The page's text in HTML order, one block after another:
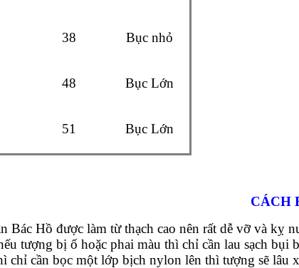
38 Bục nhỏ
48 Bục Lớn
51 Bục Lớn
CÁCH
Bác Hồ được làm từ thạch cao nên rất dễ vỡ và kỵ
tượng bị ố hoặc phai màu thì chỉ cần lau sạch
chỉ cần bọc một lớp bịch nylon lên thì tượng sẽ lâu